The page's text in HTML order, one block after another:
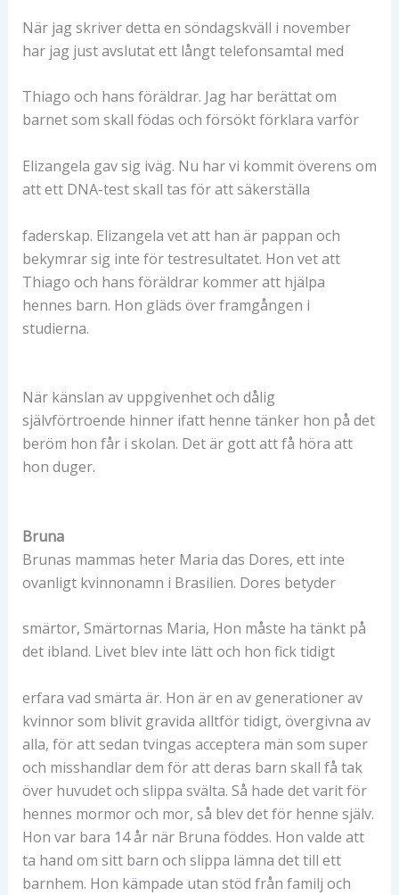
När jag skriver detta en söndagskväll i november
har jag just avslutat ett långt telefonsamtal med
Thiago och hans föräldrar. Jag har berättat om
barnet som skall födas och försökt förklara varför
Elizangela gav sig iväg. Nu har vi kommit överens om
att ett DNA-test skall tas för att säkerställa
faderskap. Elizangela vet att han är pappan och
bekymrar sig inte för testresultatet. Hon vet att
Thiago och hans föräldrar kommer att hjälpa
hennes barn. Hon gläds över framgången i
studierna.
När känslan av uppgivenhet och dålig
självförtroende hinner ifatt henne tänker hon på det
beröm hon får i skolan. Det är gott att få höra att
hon duger.
Bruna
Brunas mammas heter Maria das Dores, ett inte
ovanligt kvinnonamn i Brasilien. Dores betyder
smärtor, Smärtornas Maria, Hon måste ha tänkt på
det ibland. Livet blev inte lätt och hon fick tidigt
erfara vad smärta är. Hon är en av generationer av
kvinnor som blivit gravida alltför tidigt, övergivna av
alla, för att sedan tvingas acceptera män som super
och misshandlar dem för att deras barn skall få tak
över huvudet och slippa svälta. Så hade det varit för
hennes mormor och mor, så blev det för henne själv.
Hon var bara 14 år när Bruna föddes. Hon valde att
ta hand om sitt barn och slippa lämna det till ett
barnhem. Hon kämpade utan stöd från familj och